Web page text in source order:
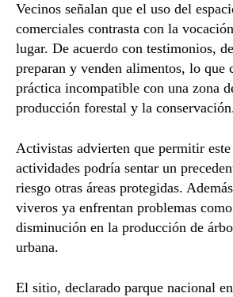
Vecinos señalan que el uso del
comerciales contrasta con la
lugar. De acuerdo con testimonios,
preparan y venden alimentos, lo que
práctica incompatible con una zona
producción forestal y la
Activistas advierten que permitir
actividades podría sentar un
riesgo otras áreas protegidas.
viveros ya enfrentan problemas
disminución en la producción de
urbana.
El sitio, declarado parque nacional